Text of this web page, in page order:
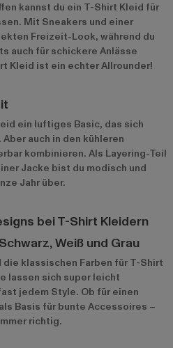
kannst du ein T-Shirt Kleid für
Mit Sneakers und einer
Freizeit-Look, während du
auch für schickere Anlässe
Kleid ist ein echter Allrounder!
ein luftiges Basic, das sich
auch in den kühleren
kombinieren. Als Layering-Teil
Jacke bist du modisch und
Jahr über.
bei T-Shirt Kleidern
Weiß und Grau
die klassischen Farben für T-Shirt
lassen sich super leicht
jedem Style. Ob für einen
Basis für bunte Accessoires –
richtig.